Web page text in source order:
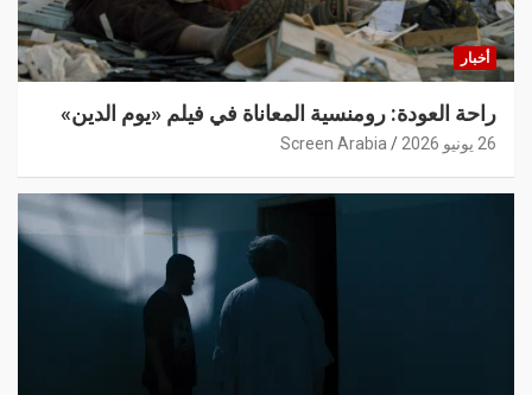
أخبار
راحة العودة: رومنسية المعاناة في فيلم «يوم الدين»
26 يونيو 2026 Screen Arabia